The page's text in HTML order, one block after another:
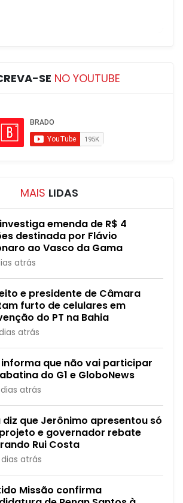
SE NO YOUTUBE
MAIS LIDAS
emenda de R$ 4
destinada por Flávio
ao Vasco da Gama
atrás
e presidente de Câmara
furto de celulares em
do PT na Bahia
atrás
informa que não vai participar
do G1 e GloboNews
atrás
diz que Jerônimo apresentou só
e governador rebate
Rui Costa
atrás
Missão confirma